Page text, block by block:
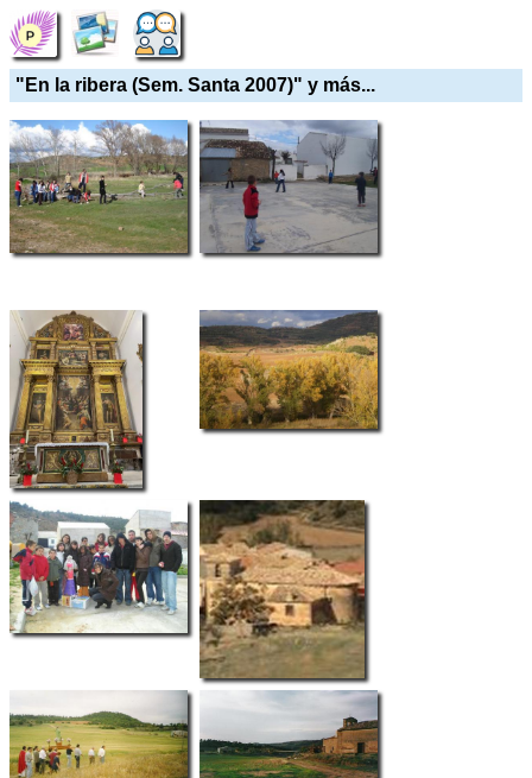
"En la ribera (Sem. Santa 2007)" y más...